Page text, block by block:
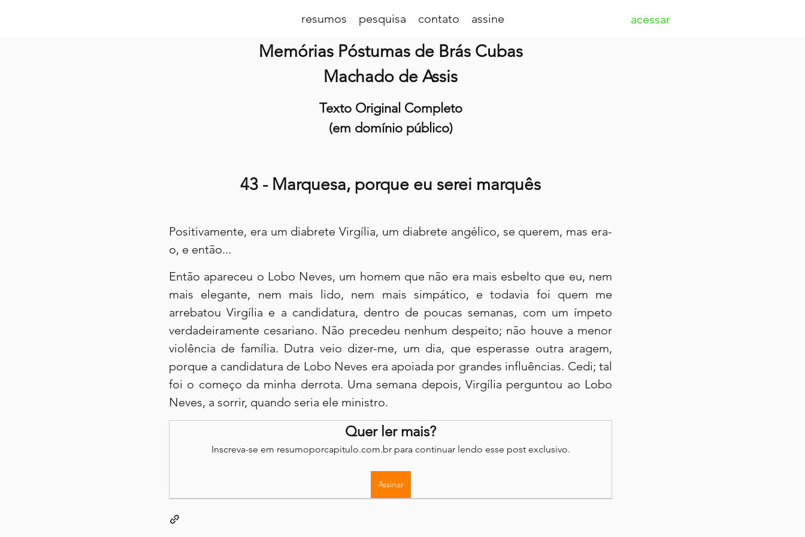
resumos pesquisa contato assine acessar
Memórias Póstumas de Brás Cubas
Machado de Assis
Texto Original Completo
(em domínio público)
43 - Marquesa, porque eu serei marquês
Positivamente, era um diabrete Virgília, um diabrete angélico, se querem, mas era-
o, e então...
Então apareceu o Lobo Neves, um homem que não era mais esbelto que eu, nem
mais elegante, nem mais lido, nem mais simpático, e todavia foi quem me
arrebatou Virgília e a candidatura, dentro de poucas semanas, com um ímpeto
verdadeiramente cesariano. Não precedeu nenhum despeito; não houve a menor
violência de família. Dutra veio dizer-me, um dia, que esperasse outra aragem,
porque a candidatura de Lobo Neves era apoiada por grandes influências. Cedi; tal
foi o começo da minha derrota. Uma semana depois, Virgília perguntou ao Lobo
Neves, a sorrir, quando seria ele ministro.
Quer ler mais?
Inscreva-se em resumoporcapitulo.com.br para continuar lendo esse post exclusivo.
Assinar